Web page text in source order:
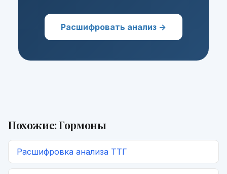
Расшифровать анализ →
Похожие:Гормоны
Расшифровка анализа ТТГ